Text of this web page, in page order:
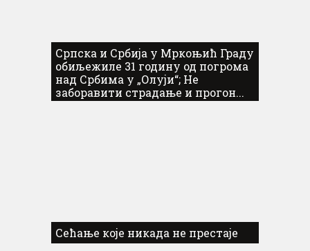
Српска и Србија у Мркоњић Граду
обиљежиле 31 годину од погрома
над Србима у „Олуји“; Не
заборавити страдање и прогон...
Сећање које никада не престаје